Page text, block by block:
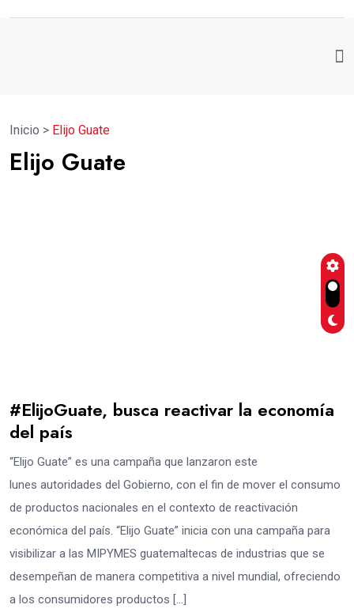
Inicio > Elijo Guate
Elijo Guate
#ElijoGuate, busca reactivar la economía
del país
“Elijo Guate” es una campaña que lanzaron este
lunes autoridades del Gobierno, con el fin de mover el consumo
de productos nacionales en el contexto de reactivación
económica del país. “Elijo Guate” inicia con una campaña para
visibilizar a las MIPYMES guatemaltecas de industrias que se
desempeñan de manera competitiva a nivel mundial, ofreciendo
a los consumidores productos […]